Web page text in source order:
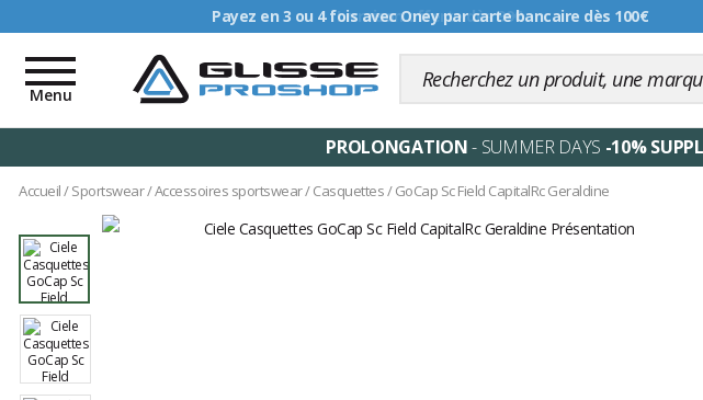
Livraison offerte dès 99€
Toggle
navigation
Menu
PROLONGATION- SUMMER DAYS -10%
Accueil/Sportswear/Accessoires sportswear/Casquettes/GoCap Sc Field CapitalRc Geraldine